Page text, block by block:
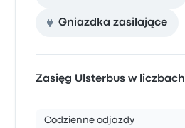
Gniazdka zasilające
Zasięg Ulsterbus w liczbach
Codzienne odjazdy